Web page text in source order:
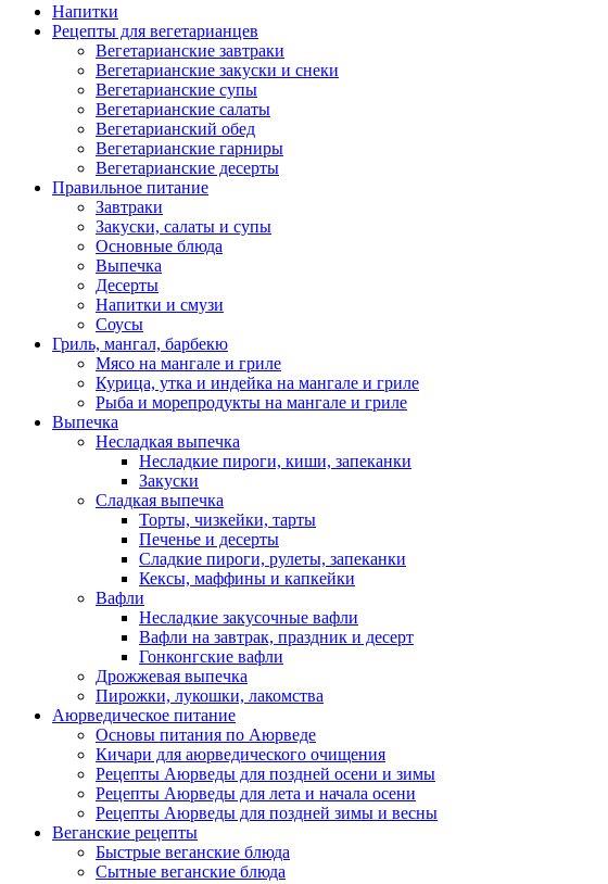
Напитки
Рецепты для вегетарианцев
Вегетарианские завтраки
Вегетарианские закуски и снеки
Вегетарианские супы
Вегетарианские салаты
Вегетарианский обед
Вегетарианские гарниры
Вегетарианские десерты
Правильное питание
Завтраки
Закуски, салаты и супы
Основные блюда
Выпечка
Десерты
Напитки и смузи
Соусы
Гриль, мангал, барбекю
Мясо на мангале и гриле
Курица, утка и индейка на мангале и гриле
Рыба и морепродукты на мангале и гриле
Выпечка
Несладкая выпечка
Несладкие пироги, киши, запеканки
Закуски
Сладкая выпечка
Торты, чизкейки, тарты
Печенье и десерты
Сладкие пироги, рулеты, запеканки
Кексы, маффины и капкейки
Вафли
Несладкие закусочные вафли
Вафли на завтрак, праздник и десерт
Гонконгские вафли
Дрожжевая выпечка
Пирожки, лукошки, лакомства
Аюрведическое питание
Основы питания по Аюрведе
Кичари для аюрведического очищения
Рецепты Аюрведы для поздней осени и зимы
Рецепты Аюрведы для лета и начала осени
Рецепты Аюрведы для поздней зимы и весны
Веганские рецепты
Быстрые веганские блюда
Сытные веганские блюда